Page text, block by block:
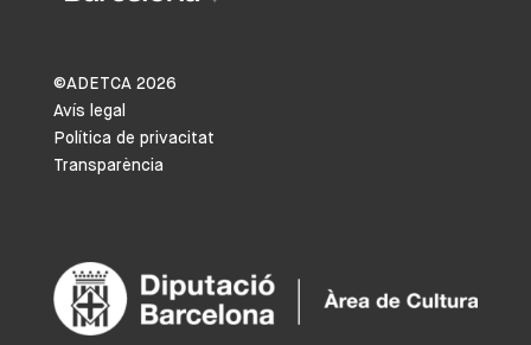
©ADETCA 2026
Avís legal
Política de privacitat
Transparència